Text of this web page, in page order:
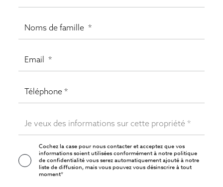
Cochez la case pour nous contacter et acceptez que vos
informations soient utilisées conformément à notrepolitique
de confidentialitévous serez automatiquement ajouté à notre
liste de diffusion, mais vous pouvez vous désinscrire à tout
moment*